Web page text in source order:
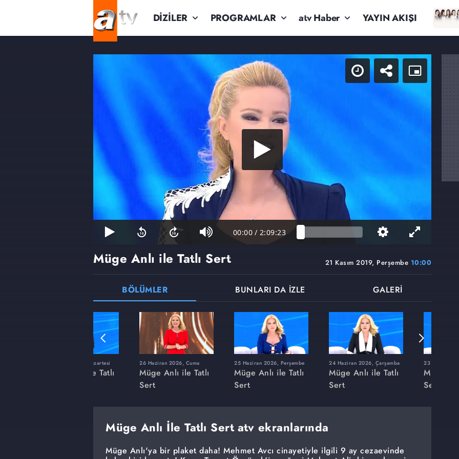
DİZİLER PROGRAMLAR atv Haber YAYIN AKIŞI
00:00 / 2:09:23
21 Kasım 2019, Perşembe 10:00
Müge Anlı ile Tatlı Sert
BÖLÜMLER BUNLARI DA İZLE GALERİ
8 Haziran 2026, Pazartesi
Müge Anlı ile Tatlı
26 Haziran 2026, Cuma
Müge Anlı ile Tatlı
Sert
25 Haziran 2026, Perşembe
Müge Anlı ile Tatlı
Sert
24 Haziran 2026, Çarşamba
Müge Anlı ile Tatlı
Sert
23 Haziran
Müge
Sert
Müge Anlı İle Tatlı Sert atv ekranlarında
Müge Anlı'ya bir plaket daha! Mehmet Avcı cinayetiyle ilgili 9 ay cezaevinde